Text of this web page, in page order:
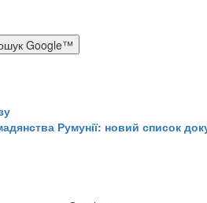
Румунії: новий список